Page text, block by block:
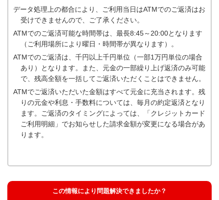
データ処理上の都合により、ご利用当日はATMでのご返済はお
受けできませんので、ご了承ください。
ATMでのご返済可能な時間帯は、最長8:45～20:00となります
（ご利用場所により曜日・時間帯が異なります）。
ATMでのご返済は、千円以上千円単位（一部1万円単位の場合
あり）となります。また、元金の一部繰り上げ返済のみ可能
で、残高全額を一括してご返済いただくことはできません。
ATMでご返済いただいた金額はすべて元金に充当されます。残
りの元金や利息・手数料については、毎月の約定返済となり
ます。ご返済のタイミングによっては、「クレジットカード
ご利用明細」でお知らせした請求金額が変更になる場合があ
ります。
この情報により問題解決できましたか？